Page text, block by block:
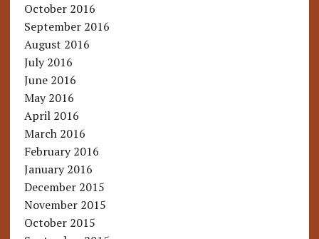
October 2016
September 2016
August 2016
July 2016
June 2016
May 2016
April 2016
March 2016
February 2016
January 2016
December 2015
November 2015
October 2015